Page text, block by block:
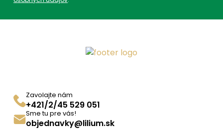
SPRIEVODNÉ ZNAKY: Ostrý zápach, pach potu; nádcha
EAN:
SKU:
Zavolajte nám
+421/2/45 529 051
Sme tu pre vás!
objednavky@lilium.sk